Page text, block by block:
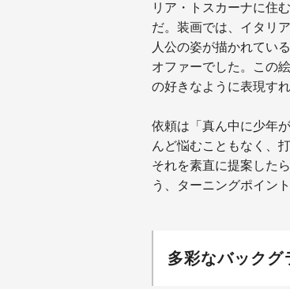
リア・トスカーナに住
だ。装画では、イタリ
人公の姿が描かれてい
オファーでした。この
の好きなように表現す
依頼は「真ん中に少年
んど悩むこともなく、
それを素直に提案した
う、ターニングポイン
多彩なバックグ